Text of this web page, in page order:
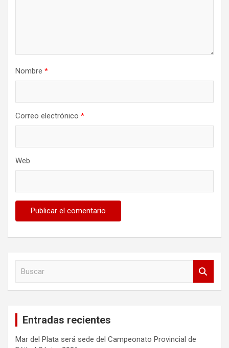
Nombre *
Correo electrónico *
Web
Entradas recientes
Mar del Plata será sede del Campeonato Provincial de